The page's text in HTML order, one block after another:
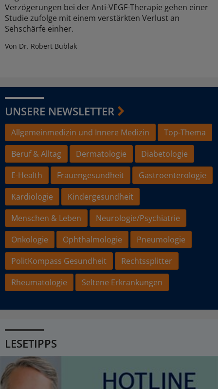
Verzögerungen bei der Anti-VEGF-Therapie gehen einer
Studie zufolge mit einem verstärkten Verlust an
Sehschärfe einher.
Von Dr. Robert Bublak
UNSERE NEWSLETTER
Allgemeinmedizin und Innere Medizin
Top-Thema
Beruf & Alltag
Dermatologie
Diabetologie
E-Health
Frauengesundheit
Gastroenterologie
Kardiologie
Kindergesundheit
Menschen & Leben
Neurologie/Psychiatrie
Onkologie
Ophthalmologie
Pneumologie
PolitKompass Gesundheit
Rechtssplitter
Rheumatologie
Seltene Erkrankungen
LESETIPPS